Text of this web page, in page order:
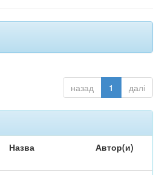
назад 1 далі
Назва Автор(и)